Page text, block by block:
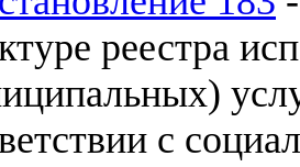
реестра
с